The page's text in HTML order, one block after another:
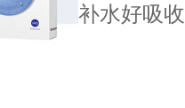
补水好吸收